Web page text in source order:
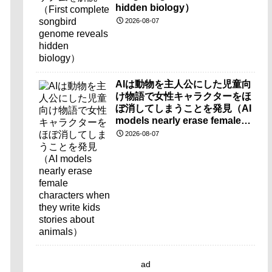
hidden biology）
2026-08-07
AIは動物を主人公にした児童向
け物語で女性キャラクターをほ
ぼ消してしまうことを発見（AI
models nearly erase female
characters when they write
2026-08-07
ad